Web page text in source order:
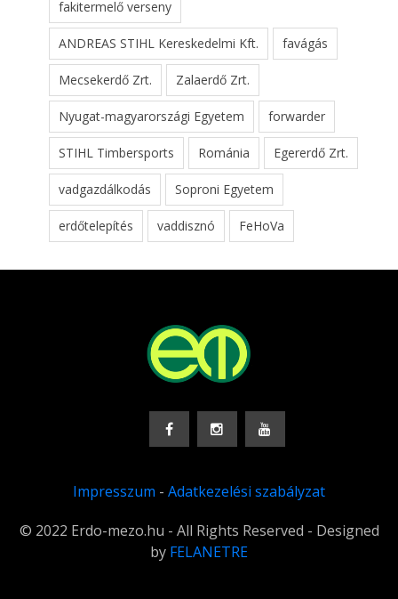
fakitermelő verseny
ANDREAS STIHL Kereskedelmi Kft. favágás
Mecsekerdő Zrt. Zalaerdő Zrt.
Nyugat-magyarországi Egyetem forwarder
STIHL Timbersports Románia Egererdő Zrt.
vadgazdálkodás Soproni Egyetem
erdőtelepítés vaddisznó FeHoVa
Impresszum - Adatkezelési szabályzat
© 2022 Erdo-mezo.hu - All Rights Reserved - Designed
by FELANETRE